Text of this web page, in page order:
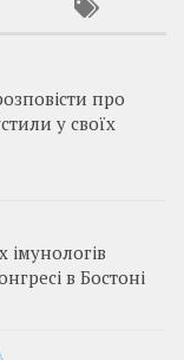
про
у своїх
імунологів
в Бостоні